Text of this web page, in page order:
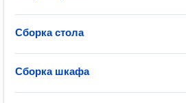
Сборка стола
Сборка шкафа